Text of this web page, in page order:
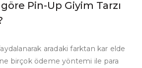
Pin-Up Giyim Tarzı
aradaki farktan kar elde
birçok ödeme yöntemi ile para